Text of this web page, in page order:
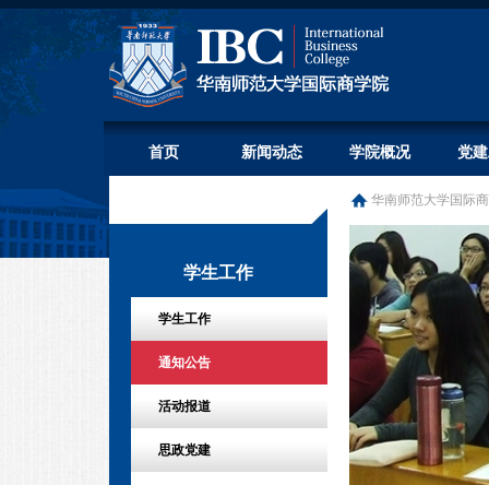
首页 新闻动态 学院概况 党
学生工作
学生工作
通知公告
活动报道
思政党建
华南师范大学国际